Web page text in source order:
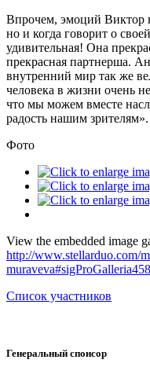
Впрочем, эмоций Виктор
но и когда говорит о
удивительная! Она
прекрасная партнерша.
внутренний мир так же
человека в жизни очень
что мы можем вместе
радость нашим зрителям».
Фото
View the embedded image
http://www.stellarduo.com/
Список участников
Генеральный спонсор